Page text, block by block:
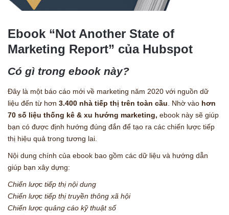
Ebook “Not Another State of
Marketing Report” của Hubspot
Có gì trong ebook này?
Đây là một báo cáo mới về marketing năm 2020 với nguồn dữ
liệu đến từ hơn 3.400 nhà tiếp thị trên toàn cầu. Nhờ vào hơn
70 số liệu thống kê & xu hướng marketing, ebook này sẽ giúp
bạn có được định hướng đúng đắn để tạo ra các chiến lược tiếp
thị hiệu quả trong tương lai.
Nội dung chính của ebook bao gồm các dữ liệu và hướng dẫn
giúp bạn xây dựng:
Chiến lược tiếp thị nội dung
Chiến lược tiếp thị truyền thông xã hội
Chiến lược quảng cáo kỹ thuật số